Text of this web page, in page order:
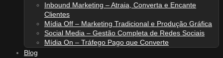
Inbound Marketing – Atraia, Converta e Encante
Clientes
Mídia Off – Marketing Tradicional e Produção Gráfica
Social Media – Gestão Completa de Redes Sociais
Mídia On – Tráfego Pago que Converte
Blog